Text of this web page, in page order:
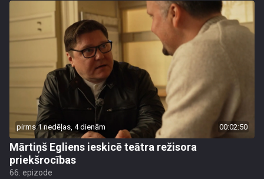
pirms 1 nedēļas, 4 dienām 00:02:50
Mārtiņš Egliens ieskicē teātra režisora
priekšrocības
66. epizode